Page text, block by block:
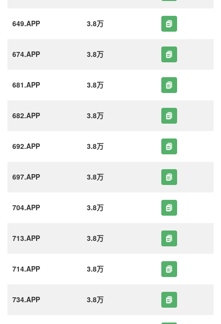
649.APP 3.8万
674.APP 3.8万
681.APP 3.8万
682.APP 3.8万
692.APP 3.8万
697.APP 3.8万
704.APP 3.8万
713.APP 3.8万
714.APP 3.8万
734.APP 3.8万